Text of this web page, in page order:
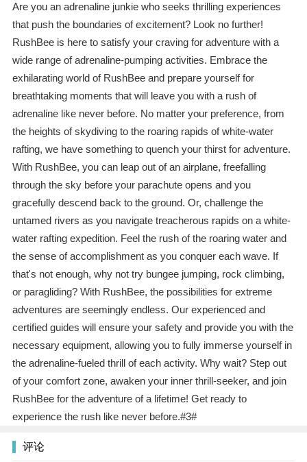
Are you an adrenaline junkie who seeks thrilling experiences
that push the boundaries of excitement? Look no further!
RushBee is here to satisfy your craving for adventure with a
wide range of adrenaline-pumping activities. Embrace the
exhilarating world of RushBee and prepare yourself for
breathtaking moments that will leave you with a rush of
adrenaline like never before. No matter your preference, from
the heights of skydiving to the roaring rapids of white-water
rafting, we have something to quench your thirst for adventure.
With RushBee, you can leap out of an airplane, freefalling
through the sky before your parachute opens and you
gracefully descend back to the ground. Or, challenge the
untamed rivers as you navigate treacherous rapids on a white-
water rafting expedition. Feel the rush of the roaring water and
the sense of accomplishment as you conquer each wave. If
that's not enough, why not try bungee jumping, rock climbing,
or paragliding? With RushBee, the possibilities for extreme
adventures are seemingly endless. Our experienced and
certified guides will ensure your safety and provide you with the
necessary equipment, allowing you to fully immerse yourself in
the adrenaline-fueled thrill of each activity. Why wait? Step out
of your comfort zone, awaken your inner thrill-seeker, and join
RushBee for the adventure of a lifetime! Get ready to
experience the rush like never before.#3#
评论